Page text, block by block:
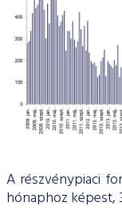
A részvénypiaci
hónaphoz képest,